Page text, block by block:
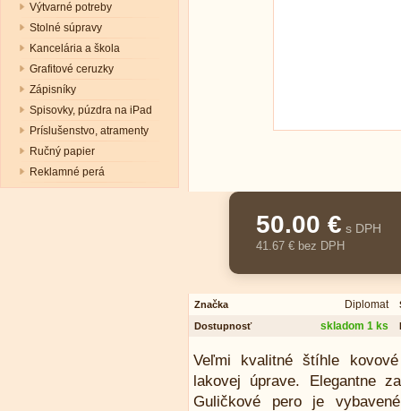
Výtvarné potreby
Stolné súpravy
Kancelária a škola
Grafitové ceruzky
Zápisníky
Spisovky, púzdra na iPad
Príslušenstvo, atramenty
Ručný papier
Reklamné perá
50.00 € s DPH
41.67 € bez DPH
Značka Diplomat
Dostupnosť
skladom 1 ks
Veľmi kvalitné štíhle
lakovej úprave. Elegantne
Guličkové pero je